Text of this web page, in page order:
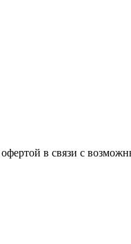
в связи с